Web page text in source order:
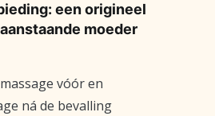
een origineel
moeder
vóór en
ná de bevalling